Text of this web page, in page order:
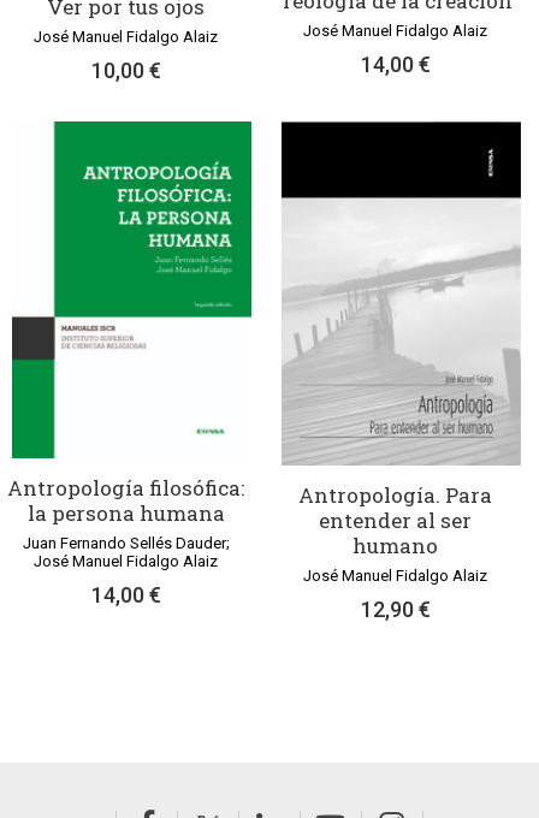
Ver por tus ojos
José Manuel Fidalgo Alaiz
10,00 €
José Manuel Fidalgo Alaiz
14,00 €
Antropología filosófica:
la persona humana
Juan Fernando Sellés Dauder;
José Manuel Fidalgo Alaiz
14,00 €
Antropología. Para
entender al ser
humano
José Manuel Fidalgo Alaiz
12,90 €